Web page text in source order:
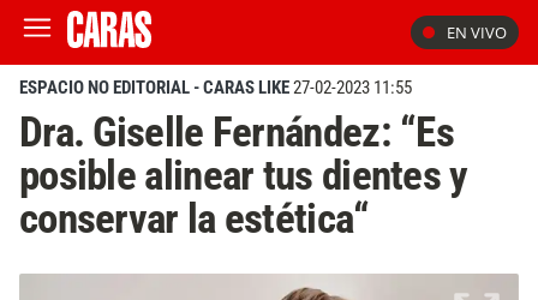
EN VIVO
ESPACIO NO EDITORIAL - CARAS LIKE27-02-2023 11:55
Dra. Giselle Fernández: “Es
posible alinear tus dientes y
conservar la estética“